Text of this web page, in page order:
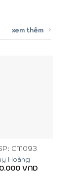
xem thêm
CM093
Hoàng
VND